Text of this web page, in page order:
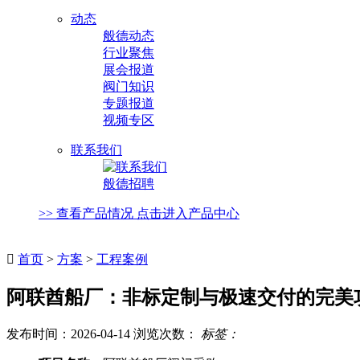
动态
般德动态
行业聚焦
展会报道
阀门知识
专题报道
视频专区
联系我们
般德招聘
>> 查看产品情况 点击进入产品中心
 首页 > 方案 > 工程案例
阿联酋船厂：非标定制与极速交付的完美
发布时间：2026-04-14 浏览次数： 标签：